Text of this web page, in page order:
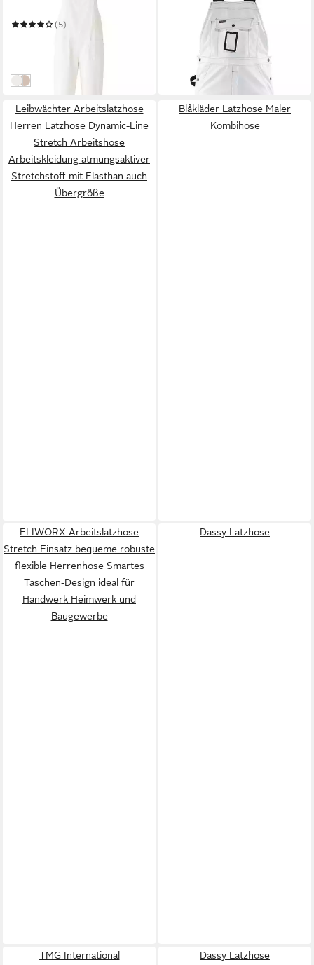
verstellbar, Overall Gr. 34–
46
(5)
in 4-5 Werktagen bei dir
Weiss
Beige
in 7-9 Werktagen bei dir
Leibwächter Arbeitslatzhose
Herren Latzhose Dynamic-Line
Stretch Arbeitshose
Arbeitskleidung atmungsaktiver
Stretchstoff mit Elasthan auch
Übergröße
Blåkläder Latzhose Maler
Kombihose
ELIWORX Arbeitslatzhose
Stretch Einsatz bequeme robuste
flexible Herrenhose Smartes
Taschen-Design ideal für
Handwerk Heimwerk und
Baugewerbe
Dassy Latzhose
TMG International
Dassy Latzhose